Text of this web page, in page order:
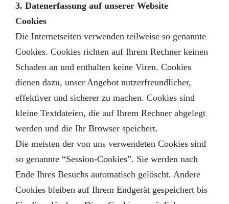
3. Datenerfassung auf unserer Website
Cookies
Die Internetseiten verwenden teilweise so genannte
Cookies. Cookies richten auf Ihrem Rechner keinen
Schaden an und enthalten keine Viren. Cookies
dienen dazu, unser Angebot nutzerfreundlicher,
effektiver und sicherer zu machen. Cookies sind
kleine Textdateien, die auf Ihrem Rechner abgelegt
werden und die Ihr Browser speichert.
Die meisten der von uns verwendeten Cookies sind
so genannte “Session-Cookies”. Sie werden nach
Ende Ihres Besuchs automatisch gelöscht. Andere
Cookies bleiben auf Ihrem Endgerät gespeichert bis